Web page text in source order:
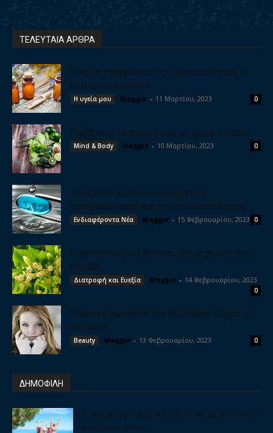
ΤΕΛΕΥΤΑΙΑ ΑΡΘΡΑ
Πως να εφαρμόσετε την ομοιοπαθητική σε
οξείες καταστάσεις
Η υγεία μου Maggie - 11 Μαρτίου, 2023 0
Καθαρίστε το συκώτι σας με φυσικό τρόπο
Mind & Body Maggie - 10 Μαρτίου, 2023 0
Το έξυπνο χάπι που καταργεί τη
γαστροσκόπηση και την κολονοσκόπηση
Ενδιαφέροντα Νέα Maggie - 15 Φεβρουαρίου, 2023 0
Καρδιοτονωτικά βότανα, για γερή και υγιή
καρδιά
Διατροφή και Ευεξία Maggie - 14 Φεβρουαρίου, 2023
0
Μυστικά ομορφιάς για βελούδινο δέρμα το
Χειμώνα
Beauty Maggie - 13 Φεβρουαρίου, 2023 0
ΔΗΜΟΦΙΛΗ
5 υπέροχοι προορισμοί για διακοπές με αυτοκίνητο
κοντά στην Αθήνα